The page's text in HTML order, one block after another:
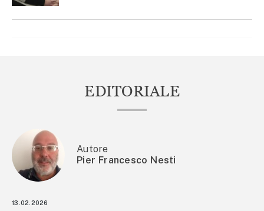
EDITORIALE
Autore
Pier Francesco Nesti
13.02.2026